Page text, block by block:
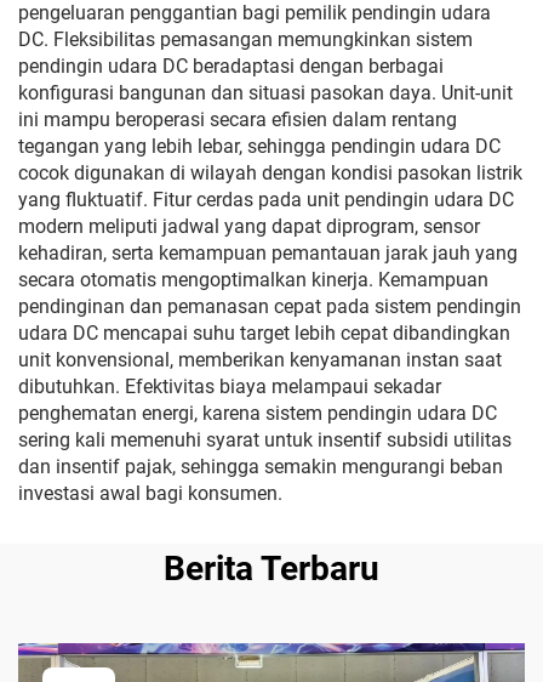
pengeluaran penggantian bagi pemilik pendingin udara
DC. Fleksibilitas pemasangan memungkinkan sistem
pendingin udara DC beradaptasi dengan berbagai
konfigurasi bangunan dan situasi pasokan daya. Unit-unit
ini mampu beroperasi secara efisien dalam rentang
tegangan yang lebih lebar, sehingga pendingin udara DC
cocok digunakan di wilayah dengan kondisi pasokan listrik
yang fluktuatif. Fitur cerdas pada unit pendingin udara DC
modern meliputi jadwal yang dapat diprogram, sensor
kehadiran, serta kemampuan pemantauan jarak jauh yang
secara otomatis mengoptimalkan kinerja. Kemampuan
pendinginan dan pemanasan cepat pada sistem pendingin
udara DC mencapai suhu target lebih cepat dibandingkan
unit konvensional, memberikan kenyamanan instan saat
dibutuhkan. Efektivitas biaya melampaui sekadar
penghematan energi, karena sistem pendingin udara DC
sering kali memenuhi syarat untuk insentif subsidi utilitas
dan insentif pajak, sehingga semakin mengurangi beban
investasi awal bagi konsumen.
Berita Terbaru